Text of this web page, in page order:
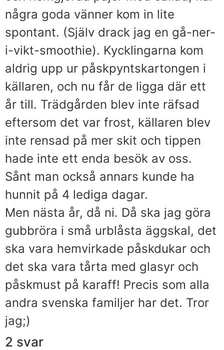
några goda vänner kom in lite
spontant. (Själv drack jag en gå-ner-
i-vikt-smoothie). Kycklingarna kom
aldrig upp ur påskpyntskartongen i
källaren, och nu får de ligga där ett
år till. Trädgården blev inte räfsad
eftersom det var frost, källaren blev
inte rensad på mer skit och tippen
hade inte ett enda besök av oss.
Sånt man också annars kunde ha
hunnit på 4 lediga dagar.
Men nästa år, då ni. Då ska jag göra
gubbröra i små urblåsta äggskal, det
ska vara hemvirkade påskdukar och
det ska vara tårta med glasyr och
påskmust på karaff! Precis som alla
andra svenska familjer har det. Tror
jag;)
2 svar